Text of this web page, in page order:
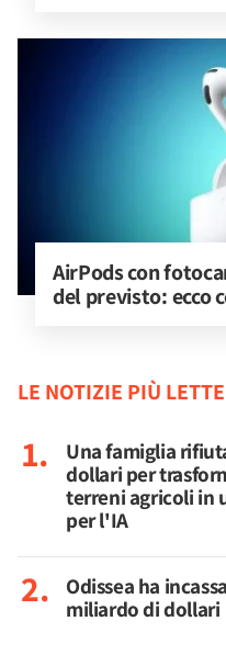
AirPods con
del previsto: ecco
LE NOTIZIE PIÙ LETTE
Una famiglia
dollari per
terreni agricoli in
per l'IA
Odissea ha
miliardo di dollari